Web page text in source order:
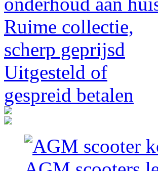
Ruime collectie,
scherp geprijsd
Uitgesteld of
gespreid betalen